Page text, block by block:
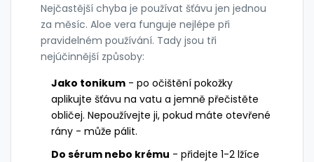
Nejčastější chyba je používat šťávu jen jednou
za měsíc. Aloe vera funguje nejlépe při
pravidelném používání. Tady jsou tři
nejúčinnější způsoby:
Jako tonikum - po očištění pokožky
aplikujte šťávu na vatu a jemně přečistěte
obličej. Nepoužívejte ji, pokud máte otevřené
rány - může pálit.
Do sérum nebo krému - přidejte 1-2 lžíce